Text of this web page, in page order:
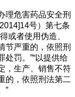
理危害药品安全刑
号）第七条
或者使用伪造、
节严重的，依照刑
罚。”“以提供给
，生产、销售不符
的，依照刑法第二
”